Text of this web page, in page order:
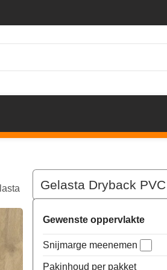
Gelasta Dryback
Gewenste oppervlakte
Snijmarge meenemen
Pakinhoud per pakket